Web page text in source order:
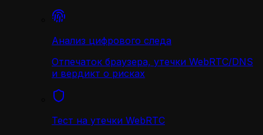
Анализ цифрового следа
Отпечаток браузера, утечки WebRTC/DNS
и вердикт о рисках
Тест на утечки WebRTC